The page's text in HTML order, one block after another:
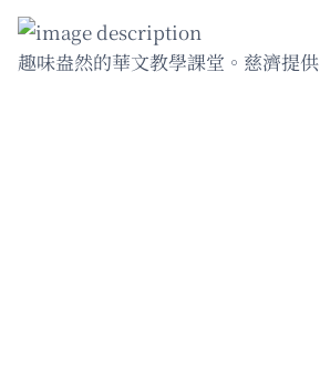
趣味盎然的華文教學課堂。慈濟提供